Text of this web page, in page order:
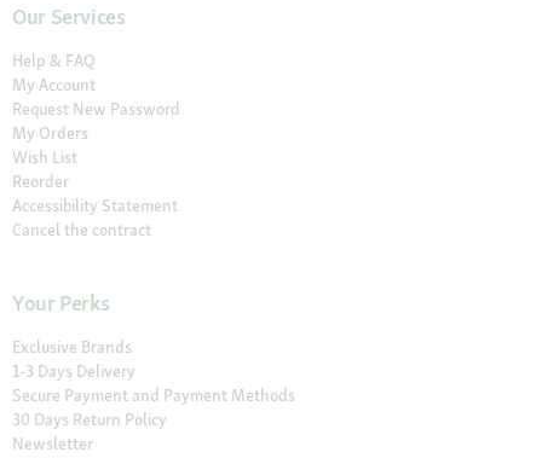
Our Services
Help & FAQ
My Account
Request New Password
My Orders
Wish List
Reorder
Accessibility Statement
Cancel the contract
Your Perks
Exclusive Brands
1-3 Days Delivery
Secure Payment and Payment Methods
30 Days Return Policy
Newsletter